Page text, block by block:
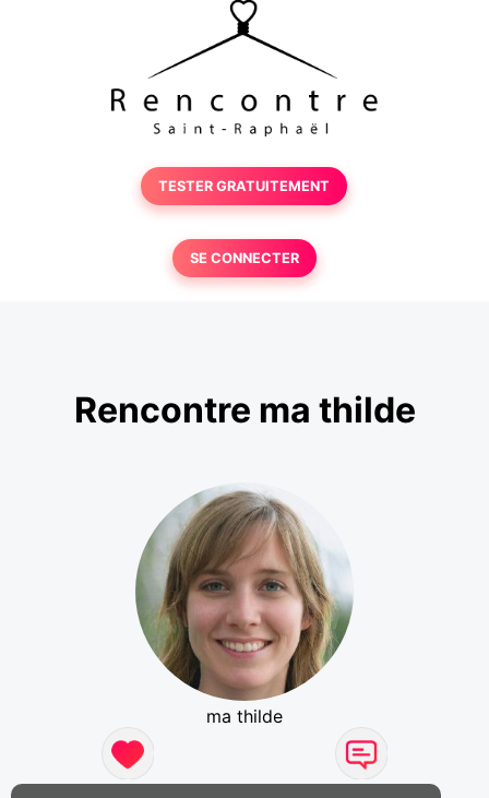
TESTER GRATUITEMENT
SE CONNECTER
Rencontre ma thilde
ma thilde